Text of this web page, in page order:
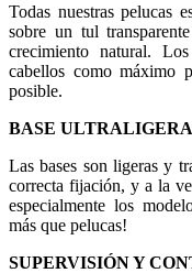
Todas nuestras pelucas
sobre un tul
crecimiento natural.
cabellos como máximo
posible.
BASE ULTRALIGERA
Las bases son ligeras y
correcta fijación, y a la
especialmente los
más que pelucas!
SUPERVISIÓN Y